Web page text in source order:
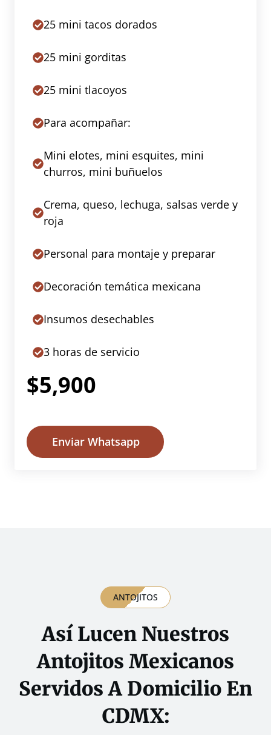
25 mini tacos dorados
25 mini gorditas
25 mini tlacoyos
Para acompañar:
Mini elotes, mini esquites, mini
churros, mini buñuelos
Crema, queso, lechuga, salsas verde y
roja
Personal para montaje y preparar
Decoración temática mexicana
Insumos desechables
3 horas de servicio
$5,900
Enviar Whatsapp
ANTOJITOS
Así Lucen Nuestros
Antojitos Mexicanos
Servidos A Domicilio En
CDMX: